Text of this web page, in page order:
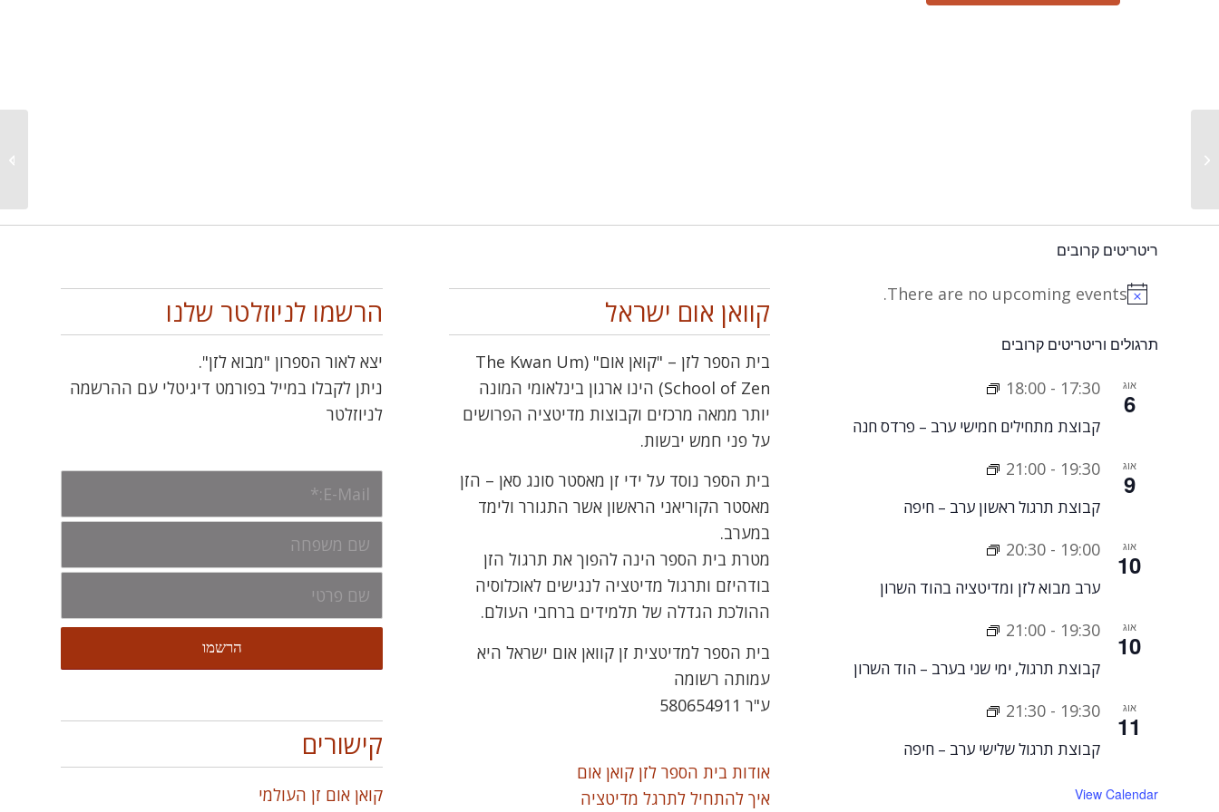
ריטריטים קרובים
Notice
There are no upcoming events.
תרגולים וריטריטים קרובים
אוג
6
17:30
-
18:00
קבוצת מתחילים חמישי ערב – פרדס חנה
אוג
9
19:30
-
21:00
קבוצת תרגול ראשון ערב – חיפה
אוג
10
19:00
-
20:30
ערב מבוא לזן ומדיטציה בהוד השרון
אוג
10
19:30
-
21:00
קבוצת תרגול, ימי שני בערב – הוד השרון
אוג
11
19:30
-
21:30
קבוצת תרגול שלישי ערב – חיפה
View Calendar
קוואן אום ישראל
בית הספר לזן – "קואן אום" (The Kwan Um
School of Zen) הינו ארגון בינלאומי המונה
יותר ממאה מרכזים וקבוצות מדיטציה הפרושים
על פני חמש יבשות.
בית הספר נוסד על ידי זן מאסטר סונג סאן – הזן
מאסטר הקוריאני הראשון אשר התגורר ולימד
במערב.
מטרת בית הספר הינה להפוך את תרגול הזן
בודהיזם ותרגול מדיטציה לנגישים לאוכלוסיה
ההולכת הגדלה של תלמידים ברחבי העולם.
בית הספר למדיטצית זן קוואן אום ישראל היא
עמותה רשומה
ע"ר 580654911
אודות בית הספר לזן קואן אום
איך להתחיל לתרגל מדיטציה
הרשמו לניוזלטר שלנו
יצא לאור הספרון "מבוא לזן".
ניתן לקבלו במייל בפורמט דיגיטלי עם ההרשמה
לניוזלטר
קישורים
קואן אום זן העולמי
תרגול מקוון